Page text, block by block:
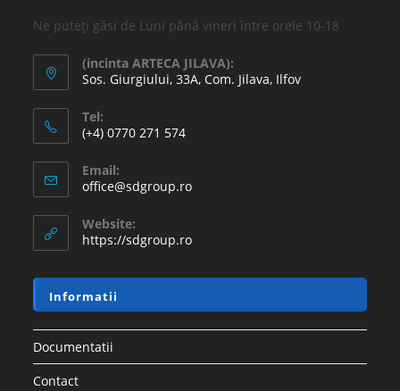
Ne puteți găsi de Luni până vineri între orele 10-18
(incinta ARTECA JILAVA):
Sos. Giurgiului, 33A, Com. Jilava, Ilfov
Tel:
(+4) 0770 271 574
Email:
office@sdgroup.ro
Website:
https://sdgroup.ro
Informatii
Documentatii
Contact